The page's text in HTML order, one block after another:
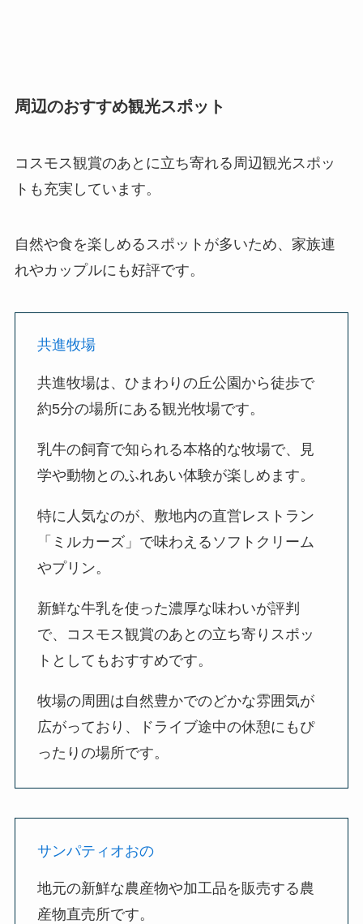
周辺のおすすめ観光スポット
コスモス観賞のあとに立ち寄れる周辺観光スポッ
トも充実しています。
自然や食を楽しめるスポットが多いため、家族連
れやカップルにも好評です。
共進牧場
共進牧場は、ひまわりの丘公園から徒歩で
約5分の場所にある観光牧場です。
乳牛の飼育で知られる本格的な牧場で、見
学や動物とのふれあい体験が楽しめます。
特に人気なのが、敷地内の直営レストラン
「ミルカーズ」で味わえるソフトクリーム
やプリン。
新鮮な牛乳を使った濃厚な味わいが評判
で、コスモス観賞のあとの立ち寄りスポッ
トとしてもおすすめです。
牧場の周囲は自然豊かでのどかな雰囲気が
広がっており、ドライブ途中の休憩にもぴ
ったりの場所です。
サンパティオおの
地元の新鮮な農産物や加工品を販売する農
産物直売所です。